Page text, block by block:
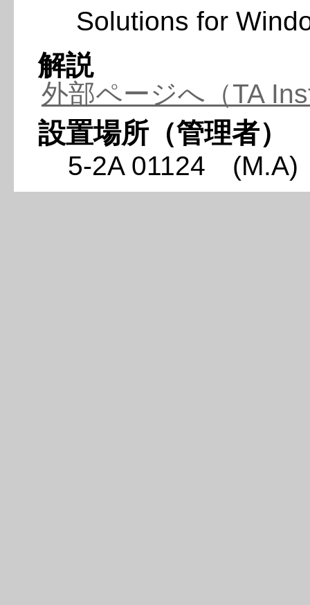
Solutions for
解説
外部ページへ（TA
設置場所（管理者）
5-2A 01124 (M.A)